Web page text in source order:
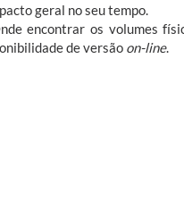
geral no seu tempo.
encontrar os volumes
de versão on-line.